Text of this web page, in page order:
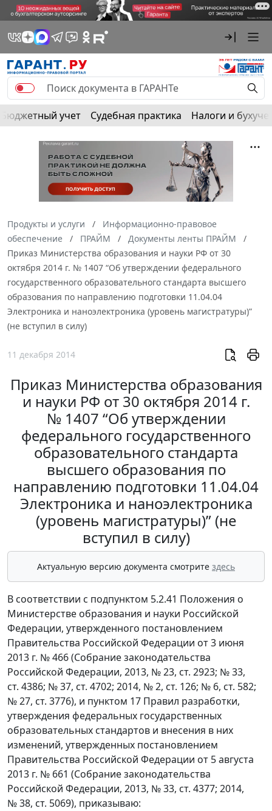
Бюджетный учет Судебная практика Налоги и
Продукты и услуги
Информационно-правовое
обеспечение
ПРАЙМ
Документы ленты ПРАЙМ
Приказ Министерства образования и науки РФ от 30
октября 2014 г. № 1407 “Об утверждении федерального
государственного образовательного стандарта высшего
образования по направлению подготовки 11.04.04
Электроника и наноэлектроника (уровень магистратуры)”
(не вступил в силу)
11 декабря 2014
Приказ Министерства образования
и науки РФ от 30 октября 2014 г.
№ 1407 “Об утверждении
федерального государственного
образовательного стандарта
высшего образования по
направлению подготовки 11.04.04
Электроника и наноэлектроника
(уровень магистратуры)” (не
вступил в силу)
Актуальную версию документа смотрите здесь
В соответствии с подпунктом 5.2.41 Положения о
Министерстве образования и науки Российской
Федерации, утвержденного постановлением
Правительства Российской Федерации от 3 июня
2013 г. № 466 (Собрание законодательства
Российской Федерации, 2013, № 23, ст. 2923; № 33,
ст. 4386; № 37, ст. 4702; 2014, № 2, ст. 126; № 6, ст. 582;
№ 27, ст. 3776), и пунктом 17 Правил разработки,
утверждения федеральных государственных
образовательных стандартов и внесения в них
изменений, утвержденных постановлением
Правительства Российской Федерации от 5 августа
2013 г. № 661 (Собрание законодательства
Российской Федерации, 2013, № 33, ст. 4377; 2014,
№ 38, ст. 5069), приказываю: